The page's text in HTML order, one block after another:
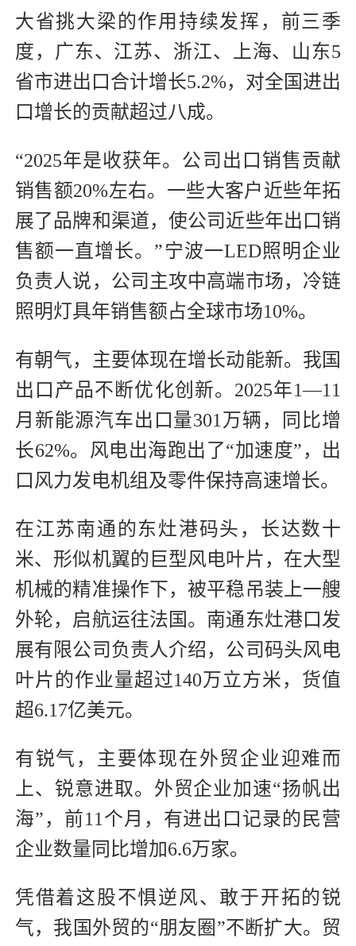
大省挑大梁的作用持续发挥，前三季
度，广东、江苏、浙江、上海、山东5
省市进出口合计增长5.2%，对全国进出
口增长的贡献超过八成。
“2025年是收获年。公司出口销售贡献
销售额20%左右。一些大客户近些年拓
展了品牌和渠道，使公司近些年出口销
售额一直增长。”宁波一LED照明企业
负责人说，公司主攻中高端市场，冷链
照明灯具年销售额占全球市场10%。
有朝气，主要体现在增长动能新。我国
出口产品不断优化创新。2025年1—11
月新能源汽车出口量301万辆，同比增
长62%。风电出海跑出了“加速度”，出
口风力发电机组及零件保持高速增长。
在江苏南通的东灶港码头，长达数十
米、形似机翼的巨型风电叶片，在大型
机械的精准操作下，被平稳吊装上一艘
外轮，启航运往法国。南通东灶港口发
展有限公司负责人介绍，公司码头风电
叶片的作业量超过140万立方米，货值
超6.17亿美元。
有锐气，主要体现在外贸企业迎难而
上、锐意进取。外贸企业加速“扬帆出
海”，前11个月，有进出口记录的民营
企业数量同比增加6.6万家。
凭借着这股不惧逆风、敢于开拓的锐
气，我国外贸的“朋友圈”不断扩大。贸